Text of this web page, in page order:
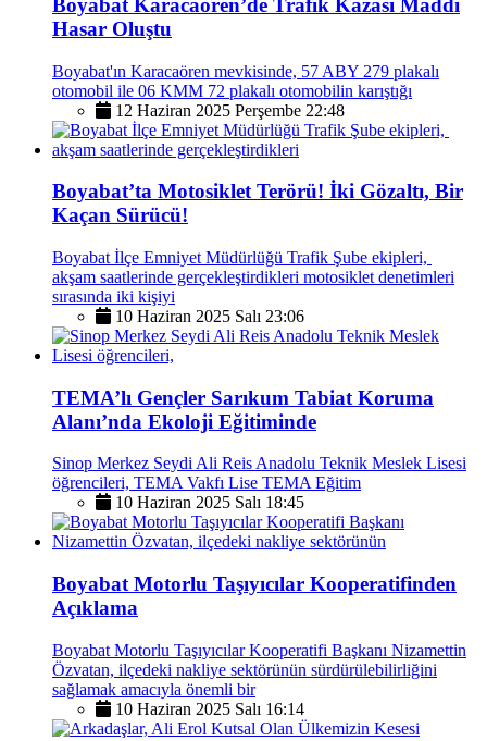
Boyabat Karacaören’de Trafik Kazası Maddi
Hasar Oluştu
Boyabat'ın Karacaören mevkisinde, 57 ABY 279 plakalı
otomobil ile 06 KMM 72 plakalı otomobilin karıştığı
12 Haziran 2025 Perşembe 22:48
Boyabat’ta Motosiklet Terörü! İki Gözaltı, Bir
Kaçan Sürücü!
Boyabat İlçe Emniyet Müdürlüğü Trafik Şube ekipleri,
akşam saatlerinde gerçekleştirdikleri motosiklet denetimleri
sırasında iki kişiyi
10 Haziran 2025 Salı 23:06
TEMA’lı Gençler Sarıkum Tabiat Koruma
Alanı’nda Ekoloji Eğitiminde
Sinop Merkez Seydi Ali Reis Anadolu Teknik Meslek Lisesi
öğrencileri, TEMA Vakfı Lise TEMA Eğitim
10 Haziran 2025 Salı 18:45
Boyabat Motorlu Taşıyıcılar Kooperatifinden
Açıklama
Boyabat Motorlu Taşıyıcılar Kooperatifi Başkanı Nizamettin
Özvatan, ilçedeki nakliye sektörünün sürdürülebilirliğini
sağlamak amacıyla önemli bir
10 Haziran 2025 Salı 16:14